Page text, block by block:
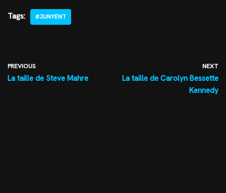
Tags: #JUNYENT
PREVIOUS
La taille de Steve Mahre
NEXT
La taille de Carolyn Bessette
Kennedy